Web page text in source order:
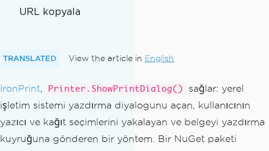
URL kopyala
TRANSLATED View the article in English
IronPrint, Printer.ShowPrintDialog()
sağlar: yerel
işletim sistemi yazdırma diyalogunu açan, kullanıcının
yazıcı ve kağıt seçimlerini yakalayan ve belgeyi yazdırma
kuyruğuna gönderen bir yöntem. Bir NuGet paketi